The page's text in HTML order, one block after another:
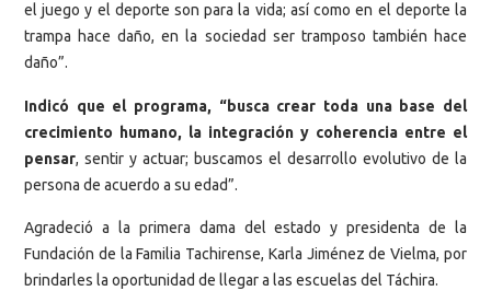
el juego y el deporte son para la vida; así como en el deporte la
trampa hace daño, en la sociedad ser tramposo también hace
daño”.
Indicó que el programa, “busca crear toda una base del
crecimiento humano, la integración y coherencia entre el
pensar, sentir y actuar; buscamos el desarrollo evolutivo de la
persona de acuerdo a su edad”.
Agradeció a la primera dama del estado y presidenta de la
Fundación de la Familia Tachirense, Karla Jiménez de Vielma, por
brindarles la oportunidad de llegar a las escuelas del Táchira.